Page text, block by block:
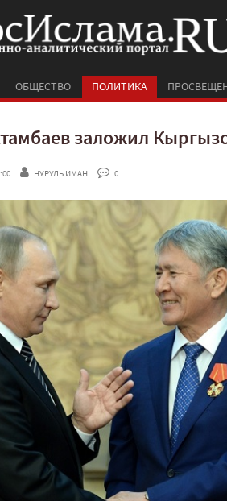
ОБЩЕСТВО ПОЛИТИКА
заложил
НУРУЛЬ ИМАН 0